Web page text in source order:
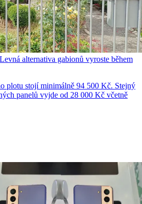
alternativa gabionů vyroste během
plotu stojí minimálně 94 500 Kč. Stejný
panelů vyjde od 28 000 Kč včetně